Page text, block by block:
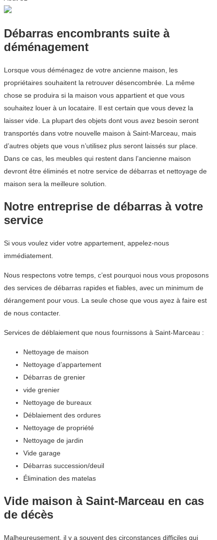
Débarras encombrants suite à
déménagement
Lorsque vous déménagez de votre ancienne maison, les
propriétaires souhaitent la retrouver désencombrée. La même
chose se produira si la maison vous appartient et que vous
souhaitez louer à un locataire. Il est certain que vous devez la
laisser vide. La plupart des objets dont vous avez besoin seront
transportés dans votre nouvelle maison à Saint-Marceau, mais
d’autres objets que vous n’utilisez plus seront laissés sur place.
Dans ce cas, les meubles qui restent dans l’ancienne maison
devront être éliminés et notre service de débarras et nettoyage de
maison sera la meilleure solution.
Notre entreprise de débarras à votre
service
Si vous voulez vider votre appartement, appelez-nous
immédiatement.
Nous respectons votre temps, c’est pourquoi nous vous proposons
des services de débarras rapides et fiables, avec un minimum de
dérangement pour vous. La seule chose que vous ayez à faire est
de nous contacter.
Services de déblaiement que nous fournissons à Saint-Marceau :
Nettoyage de maison
Nettoyage d’appartement
Débarras de grenier
vide grenier
Nettoyage de bureaux
Déblaiement des ordures
Nettoyage de propriété
Nettoyage de jardin
Vide garage
Débarras succession/deuil
Élimination des matelas
Vide maison à Saint-Marceau en cas
de décès
Malheureusement, il y a souvent des circonstances difficiles qui